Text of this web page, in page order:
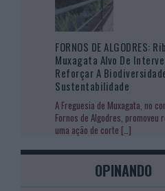
FORNOS DE ALGODRES:
Muxagata Alvo De
Reforçar A
Sustentabilidade
A Freguesia de Muxagata, no
Fornos de Algodres, promoveu
uma ação de corte […]
OPINANDO